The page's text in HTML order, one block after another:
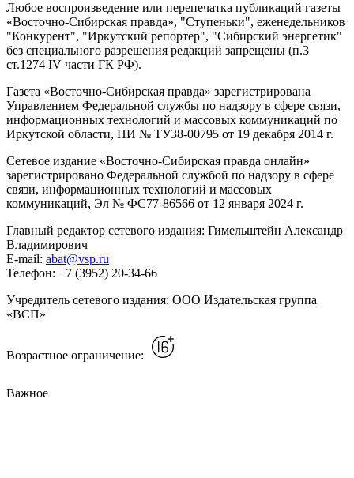
Любое воспроизведение или перепечатка публикаций газеты
«Восточно-Сибирская правда», "Ступеньки", еженедельников
"Конкурент", "Иркутский репортер", "Сибирский энергетик"
без специального разрешения редакций запрещены (п.3
ст.1274 IV части ГК РФ).
Газета «Восточно-Сибирская правда» зарегистрирована
Управлением Федеральной службы по надзору в сфере связи,
информационных технологий и массовых коммуникаций по
Иркутской области, ПИ № ТУ38-00795 от 19 декабря 2014 г.
Сетевое издание «Восточно-Сибирская правда онлайн»
зарегистрировано Федеральной службой по надзору в сфере
связи, информационных технологий и массовых
коммуникаций, Эл № ФС77-86566 от 12 января 2024 г.
Главный редактор сетевого издания: Гимельштейн Александр
Владимирович
E-mail: abat@vsp.ru
Телефон: +7 (3952) 20-34-66
Учредитель сетевого издания: ООО Издательская группа
«ВСП»
Возрастное ограничение:
Важное